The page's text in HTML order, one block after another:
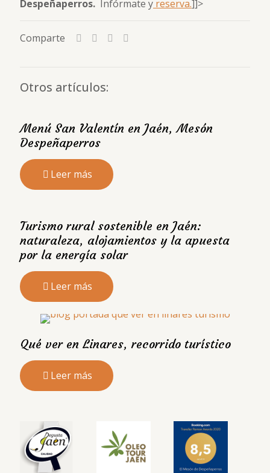
Despeñaperros. Infórmate y reserva.]]>
Comparte
Otros artículos:
Menú San Valentín en Jaén, Mesón
Despeñaperros
Leer más
Turismo rural sostenible en Jaén:
naturaleza, alojamientos y la apuesta
por la energía solar
Leer más
Qué ver en Linares, recorrido turístico
Leer más